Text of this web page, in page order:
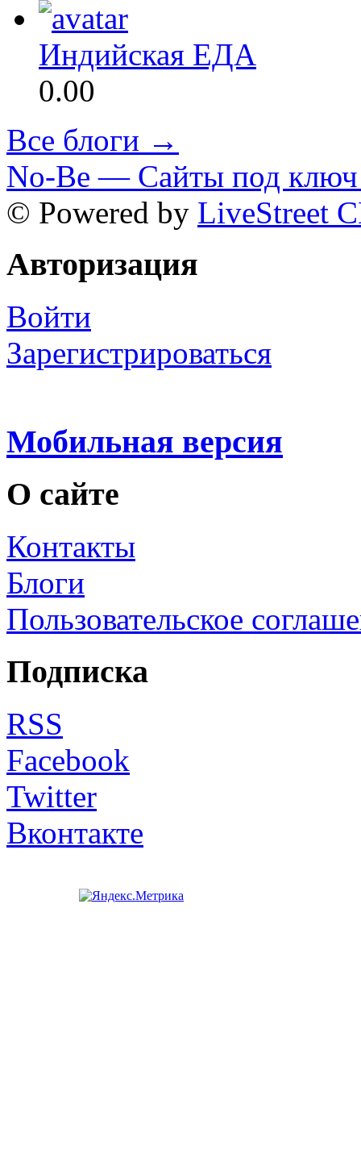
Индийская ЕДА
0.00
Все блоги →
No-Be — Сайты под ключ
© Powered by LiveStreet
Авторизация
Войти
Зарегистрироваться
Мобильная версия
О сайте
Контакты
Блоги
Пользовательское
Подписка
RSS
Facebook
Twitter
Вконтакте